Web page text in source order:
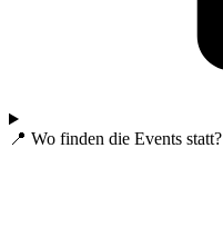
📍 Wo finden die Events statt?